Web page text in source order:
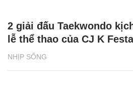
NHỊP SỐNG
2 giải đấu Taekwondo
lễ thể thao của CJ K